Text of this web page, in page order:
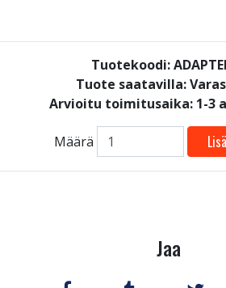
Tuotekoodi:
Tuote saatavilla:
Arvioitu toimitusaika: 1-3
Määrä
Jaa